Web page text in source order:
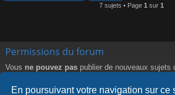
En poursuivant votre navigation sur ce
7 sujets • Page 1 sur 1
Permissions du forum
Vous ne pouvez pas publier de nouveaux sujets
Vous ne pouvez pasmodifier vos messages